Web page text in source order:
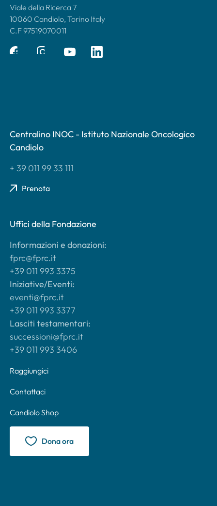
Viale della Ricerca 7
10060 Candiolo, Torino Italy
C.F 97519070011
Centralino INOC - Istituto Nazionale Oncologico
Candiolo
+ 39 011 99 33 111
Prenota
Uffici della Fondazione
Informazioni e donazioni:
fprc@fprc.it
+39 011 993 3375
Iniziative/Eventi:
eventi@fprc.it
+39 011 993 3377
Lasciti testamentari:
successioni@fprc.it
+39 011 993 3406
Raggiungici
Contattaci
Candiolo Shop
Dona ora